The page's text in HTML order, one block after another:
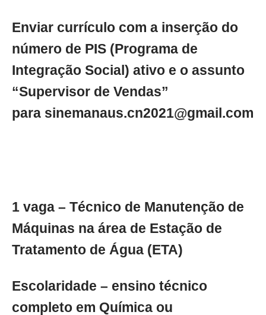
Enviar currículo com a inserção do
número de PIS (Programa de
Integração Social) ativo e o assunto
“Supervisor de Vendas”
para sinemanaus.cn2021@gmail.com
1 vaga – Técnico de Manutenção de
Máquinas na área de Estação de
Tratamento de Água (ETA)
Escolaridade – ensino técnico
completo em Química ou